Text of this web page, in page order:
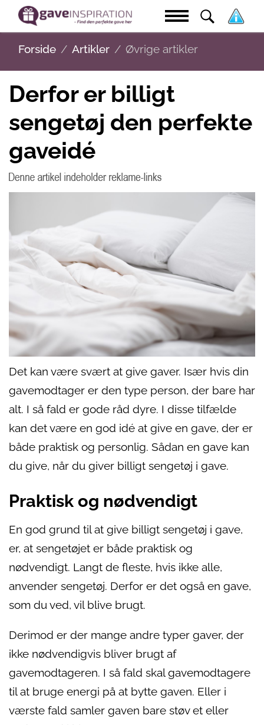
Forside Artikler Øvrige artikler
Derfor er billigt
sengetøj den perfekte
gaveidé
Det kan være svært at give gaver. Især hvis din
gavemodtager er den type person, der bare har
alt. I så fald er gode råd dyre. I disse tilfælde
kan det være en god idé at give en gave, der er
både praktisk og personlig. Sådan en gave kan
du give, når du giver billigt sengetøj i gave.
Praktisk og nødvendigt
En god grund til at give billigt sengetøj i gave,
er, at sengetøjet er både praktisk og
nødvendigt. Langt de fleste, hvis ikke alle,
anvender sengetøj. Derfor er det også en gave,
som du ved, vil blive brugt.
Derimod er der mange andre typer gaver, der
ikke nødvendigvis bliver brugt af
gavemodtageren. I så fald skal gavemodtagere
til at bruge energi på at bytte gaven. Eller i
værste fald samler gaven bare støv et eller